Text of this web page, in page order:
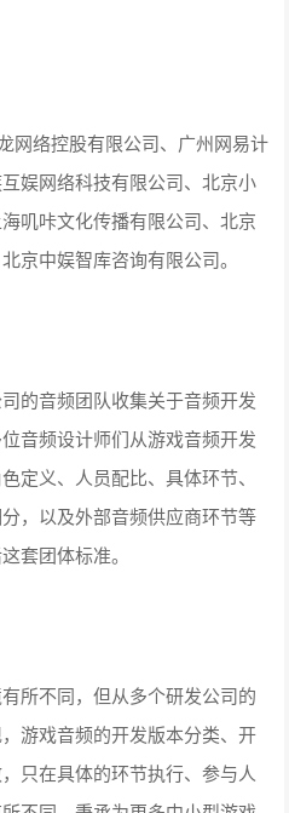
网络控股有限公司、广州网易计
娱网络科技有限公司、北京小
叽咔文化传播有限公司、北京
京中娱智库咨询有限公司。
的音频团队收集关于音频开发
音频设计师们从游戏音频开发
定义、人员配比、具体环节、
，以及外部音频供应商环节等
套团体标准。
所不同，但从多个研发公司的
游戏音频的开发版本分类、开
只在具体的环节执行、参与人